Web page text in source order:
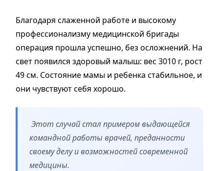
Благодаря слаженной работе и высокому
профессионализму медицинской бригады
операция прошла успешно, без осложнений. На
свет появился здоровый малыш: вес 3010 г, рост
49 см. Состояние мамы и ребенка стабильное, и
они чувствуют себя хорошо.
Этот случай стал примером выдающейся
командной работы врачей, преданности
своему делу и возможностей современной
медицины.